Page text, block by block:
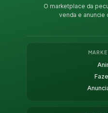
O marketplace da
venda e anuncie